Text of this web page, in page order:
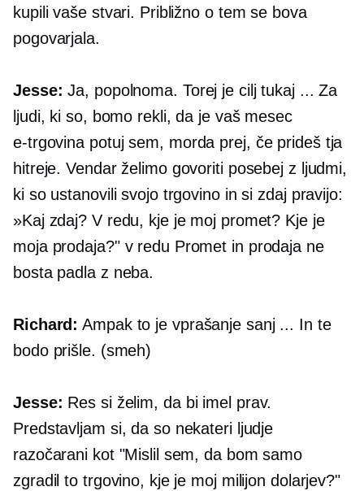
kupili vaše stvari. Približno o tem se bova
pogovarjala.
Jesse: Ja, popolnoma. Torej je cilj tukaj ... Za
ljudi, ki so, bomo rekli, da je vaš mesec
e-trgovina potuj sem, morda prej, če prideš tja
hitreje. Vendar želimo govoriti posebej z ljudmi,
ki so ustanovili svojo trgovino in si zdaj pravijo:
»Kaj zdaj? V redu, kje je moj promet? Kje je
moja prodaja?" v redu Promet in prodaja ne
bosta padla z neba.
Richard: Ampak to je vprašanje sanj ... In te
bodo prišle. (smeh)
Jesse: Res si želim, da bi imel prav.
Predstavljam si, da so nekateri ljudje
razočarani kot "Mislil sem, da bom samo
zgradil to trgovino, kje je moj milijon dolarjev?"